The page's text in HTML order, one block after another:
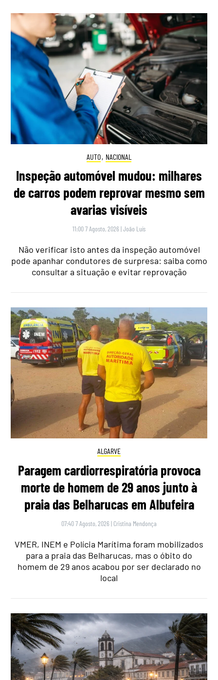
AUTO, NACIONAL
Inspeção automóvel mudou: milhares
de carros podem reprovar mesmo sem
avarias visíveis
11:00 7 Agosto, 2026 |João Luís
Não verificar isto antes da inspeção automóvel
pode apanhar condutores de surpresa: saiba como
consultar a situação e evitar reprovação
ALGARVE
Paragem cardiorrespiratória provoca
morte de homem de 29 anos junto à
praia das Belharucas em Albufeira
07:40 7 Agosto, 2026 | Cristina Mendonça
VMER, INEM e Polícia Marítima foram mobilizados
para a praia das Belharucas, mas o óbito do
homem de 29 anos acabou por ser declarado no
local